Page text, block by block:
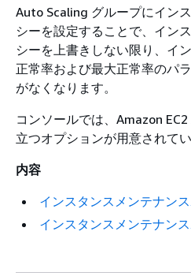
Auto Scaling グループにイン
シーを設定することで、イン
シーを上書きしない限り、イ
正常率および最大正常率のパ
がなくなります。
コンソールでは、Amazon
立つオプションが用意されてい
内容
インスタンスメンテナン
インスタンスメンテナン